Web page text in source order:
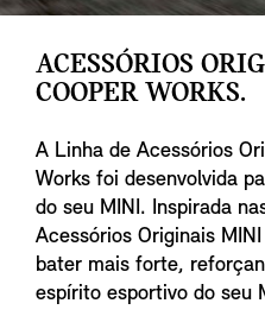
ACESSÓRIOS
COOPER WORKS.
A Linha de Acessórios
Works foi desenvolvida
do seu MINI. Inspirada
Acessórios Originais
bater mais forte,
espírito esportivo do seu